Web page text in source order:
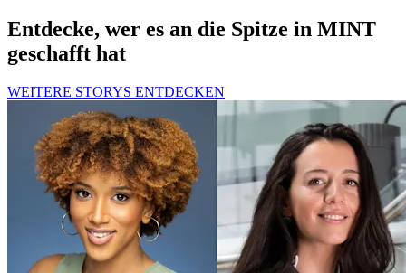
Entdecke, wer es an die Spitze in MINT
geschafft hat
WEITERE STORYS ENTDECKEN